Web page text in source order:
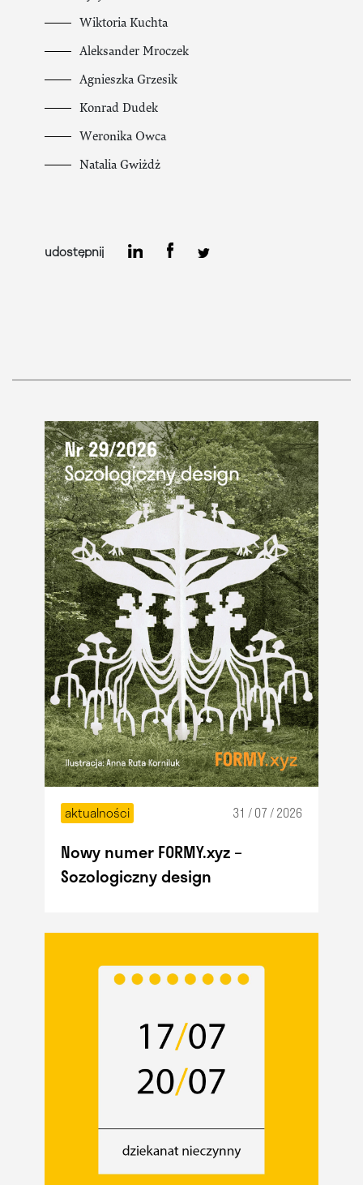
Wiktoria Kuchta
Aleksander Mroczek
Agnieszka Grzesik
Konrad Dudek
Weronika Owca
Natalia Gwiżdż
udostępnij
aktualności 31 / 07 / 2026
Nowy numer FORMY.xyz –
Sozologiczny design